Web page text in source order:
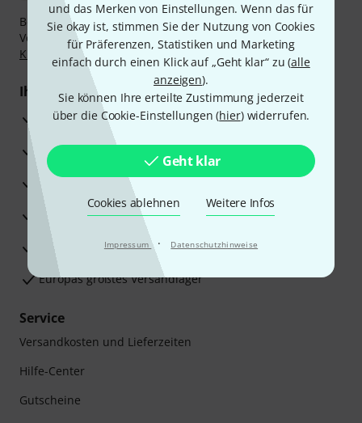
und das Merken von Einstellungen. Wenn das für
Sie okay ist, stimmen Sie der Nutzung von Cookies
für Präferenzen, Statistiken und Marketing
einfach durch einen Klick auf „Geht klar“ zu (alle
anzeigen).
Sie können Ihre erteilte Zustimmung jederzeit
über die Cookie-Einstellungen (hier) widerrufen.
Geht klar
Cookies ablehnen Weitere Infos
Impressum · Datenschutzhinweise
Bezahlen Sie vertraulich und sicher per Nachnahme,
Vorkasse, PayPal, Amazon Pay, Klarna Sofort bezahlen
Klarna Ratenzahlungoder Kreditkarte.
Ihre Vorteile
3 Jahre Thomann Garantie
30 Tage Money-Back-Garantie
Reparaturservice
Beratung durch Fachexperten
Zufriedenheitsgarantie
Europas größtes Versandlager
Service
Versandkosten und Lieferzeiten
Hilfe-Center
Gutscheine